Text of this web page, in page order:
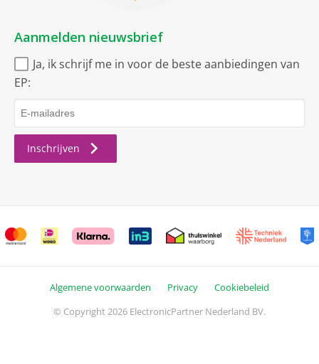
Aanmelden nieuwsbrief
Ja, ik schrijf me in voor de beste aanbiedingen van
EP:
Inschrijven
Algemene voorwaarden Privacy
Cookiebeleid
© Copyright 2026 ElectronicPartner Nederland BV.